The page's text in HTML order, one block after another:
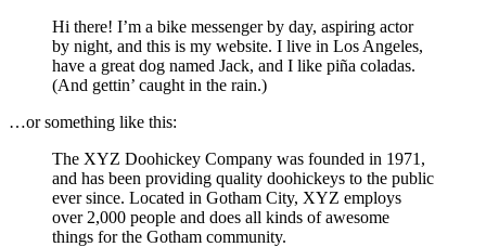
Hi there! I’m a bike messenger by day, aspiring actor
by night, and this is my website. I live in Los Angeles,
have a great dog named Jack, and I like piña coladas.
(And gettin’ caught in the rain.)
…or something like this:
The XYZ Doohickey Company was founded in 1971,
and has been providing quality doohickeys to the public
ever since. Located in Gotham City, XYZ employs
over 2,000 people and does all kinds of awesome
things for the Gotham community.